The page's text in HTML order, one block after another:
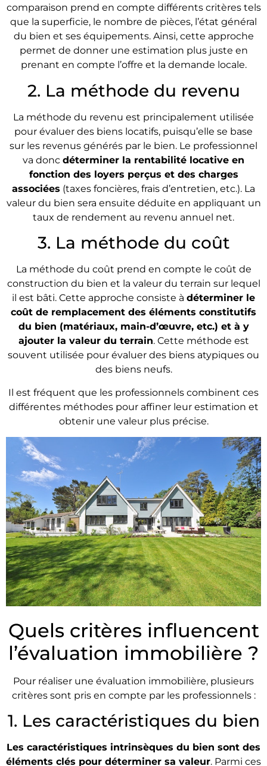
comparaison prend en compte différents critères tels
que la superficie, le nombre de pièces, l’état général
du bien et ses équipements. Ainsi, cette approche
permet de donner une estimation plus juste en
prenant en compte l’offre et la demande locale.
2. La méthode du revenu
La méthode du revenu est principalement utilisée
pour évaluer des biens locatifs, puisqu’elle se base
sur les revenus générés par le bien. Le professionnel
va donc déterminer la rentabilité locative en
fonction des loyers perçus et des charges
associées (taxes foncières, frais d’entretien, etc.). La
valeur du bien sera ensuite déduite en appliquant un
taux de rendement au revenu annuel net.
3. La méthode du coût
La méthode du coût prend en compte le coût de
construction du bien et la valeur du terrain sur lequel
il est bâti. Cette approche consiste à déterminer le
coût de remplacement des éléments constitutifs
du bien (matériaux, main-d’œuvre, etc.) et à y
ajouter la valeur du terrain. Cette méthode est
souvent utilisée pour évaluer des biens atypiques ou
des biens neufs.
Il est fréquent que les professionnels combinent ces
différentes méthodes pour affiner leur estimation et
obtenir une valeur plus précise.
Quels critères influencent
l’évaluation immobilière ?
Pour réaliser une évaluation immobilière, plusieurs
critères sont pris en compte par les professionnels :
1. Les caractéristiques du bien
Les caractéristiques intrinsèques du bien sont des
éléments clés pour déterminer sa valeur. Parmi ces